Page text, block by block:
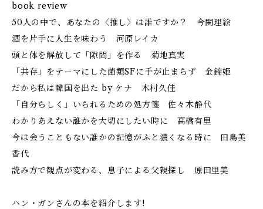
book review
50人の中で、あなたの〈推し〉は誰ですか？ 今関理絵
酒を片手に人生を味わう 河原レイカ
頭と体を解放して「隙間」を作る 菊地真実
「共存」をテーマにした菌類SFに手が止まらず 金錦姫
だから私は韓国を出た by ケナ 木村久佳
「自分らしく」いられるための処方箋 佐々木静代
わかりあえない誰かを大切にしたい時に 高橋有里
今は会うこともない誰かの記憶がふと濃くなる時に 田島美
香代
読み方で観点が変わる、息子による父親探し 原田里美
ハン・ガンさんの本を紹介します!